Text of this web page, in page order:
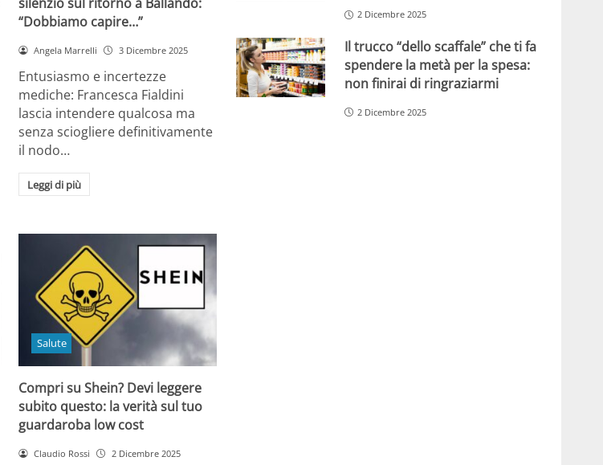
“Dobbiamo capire…”
Angela Marrelli 3 Dicembre 2025
Entusiasmo e incertezze
mediche: Francesca Fialdini
lascia intendere qualcosa ma
senza sciogliere definitivamente
il nodo…
Leggi di più
Salute
Compri su Shein? Devi leggere
subito questo: la verità sul tuo
guardaroba low cost
Claudio Rossi 2 Dicembre 2025
2 Dicembre 2025
Il trucco “dello scaffale” che ti fa
spendere la metà per la spesa:
non finirai di ringraziarmi
2 Dicembre 2025